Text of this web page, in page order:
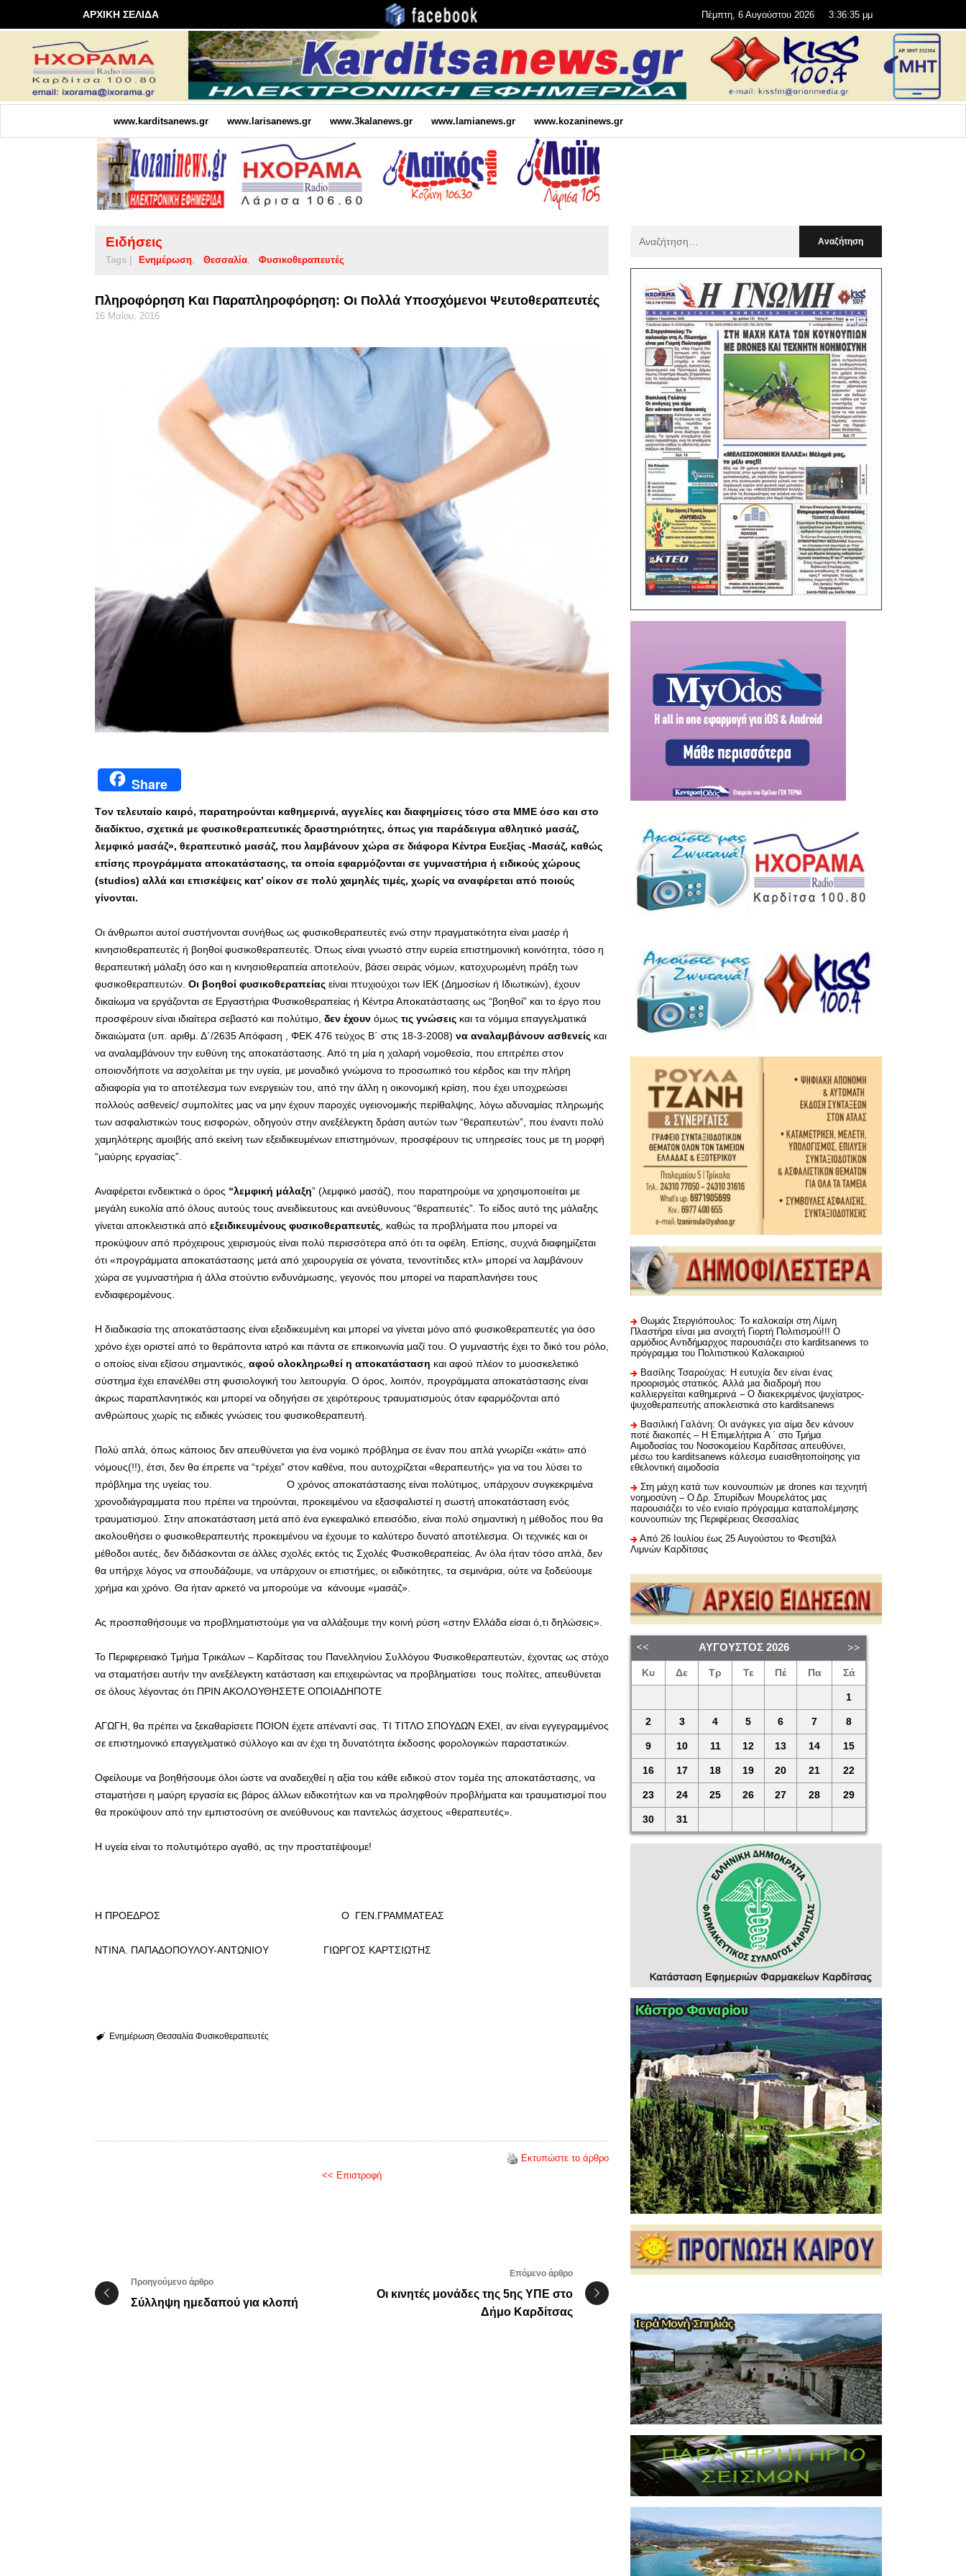
ΑΡΧΙΚΗ ΣΕΛΙΔΑ Πέμπτη, 6 Αυγούστου 2026 3:36:36 μμ
www.karditsanews.gr www.larisanews.gr www.3kalanews.gr www.lamianews.gr www.kozaninews.gr
Ειδήσεις
Tags | Ενημέρωση Θεσσαλία Φυσικοθεραπευτές
Πληροφόρηση Και Παραπληροφόρηση: Οι Πολλά Υποσχόμενοι Ψευτοθεραπευτές
16 Μαΐου, 2016
Share
Tον τελευταίο καιρό, παρατηρούνται καθημερινά, αγγελίες και διαφημίσεις τόσο στα ΜΜΕ όσο και στο
διαδίκτυο, σχετικά με φυσικοθεραπευτικές δραστηριότητες, όπως για παράδειγμα αθλητικό μασάζ,
λεμφικό μασάζ», θεραπευτικό μασάζ, που λαμβάνουν χώρα σε διάφορα Κέντρα Ευεξίας -Μασάζ, καθώς
επίσης προγράμματα αποκατάστασης, τα οποία εφαρμόζονται σε γυμναστήρια ή ειδικούς χώρους
(studios) αλλά και επισκέψεις κατ’ οίκον σε πολύ χαμηλές τιμές, χωρίς να αναφέρεται από ποιούς
γίνονται.
Οι άνθρωποι αυτοί συστήνονται συνήθως ως φυσικοθεραπευτές ενώ στην πραγματικότητα είναι μασέρ ή
κινησιοθεραπευτές ή βοηθοί φυσικοθεραπευτές. Όπως είναι γνωστό στην ευρεία επιστημονική κοινότητα, τόσο η
θεραπευτική μάλαξη όσο και η κινησιοθεραπεία αποτελούν, βάσει σειράς νόμων, κατοχυρωμένη πράξη των
φυσικοθεραπευτών. Οι βοηθοί φυσικοθεραπείας είναι πτυχιούχοι των ΙΕΚ (Δημοσίων ή Ιδιωτικών), έχουν
δικαίωμα να εργάζονται σε Εργαστήρια Φυσικοθεραπείας ή Κέντρα Αποκατάστασης ως “βοηθοί” και το έργο που
προσφέρουν είναι ιδιαίτερα σεβαστό και πολύτιμο, δεν έχουν όμως τις γνώσεις και τα νόμιμα επαγγελματικά
δικαιώματα (υπ. αριθμ. Δ΄/2635 Απόφαση , ΦΕΚ 476 τεύχος Β΄ στις 18-3-2008) να αναλαμβάνουν ασθενείς και
να αναλαμβάνουν την ευθύνη της αποκατάστασης. Από τη μία η χαλαρή νομοθεσία, που επιτρέπει στον
οποιονδήποτε να ασχολείται με την υγεία, με μοναδικό γνώμονα το προσωπικό του κέρδος και την πλήρη
αδιαφορία για το αποτέλεσμα των ενεργειών του, από την άλλη η οικονομική κρίση, που έχει υποχρεώσει
πολλούς ασθενείς/ συμπολίτες μας να μην έχουν παροχές υγειονομικής περίθαλψης, λόγω αδυναμίας πληρωμής
των ασφαλιστικών τους εισφορών, οδηγούν στην ανεξέλεγκτη δράση αυτών των “θεραπευτών”, που έναντι πολύ
χαμηλότερης αμοιβής από εκείνη των εξειδικευμένων επιστημόνων, προσφέρουν τις υπηρεσίες τους με τη μορφή
“μαύρης εργασίας”.
Αναφέρεται ενδεικτικά ο όρος “λεμφική μάλαξη” (λεμφικό μασάζ), που παρατηρούμε να χρησιμοποιείται με
μεγάλη ευκολία από όλους αυτούς τους ανειδίκευτους και ανεύθυνους “θεραπευτές”. Το είδος αυτό της μάλαξης
γίνεται αποκλειστικά από εξειδικευμένους φυσικοθεραπευτές , καθώς τα προβλήματα που μπορεί να
προκύψουν από πρόχειρους χειρισμούς είναι πολύ περισσότερα από ότι τα οφέλη. Επίσης, συχνά διαφημίζεται
ότι «προγράμματα αποκατάστασης μετά από χειρουργεία σε γόνατα, τενοντίτιδες κτλ» μπορεί να λαμβάνουν
χώρα σε γυμναστήρια ή άλλα στούντιο ενδυνάμωσης, γεγονός που μπορεί να παραπλανήσει τους
ενδιαφερομένους.
Η διαδικασία της αποκατάστασης είναι εξειδικευμένη και μπορεί να γίνεται μόνο από φυσικοθεραπευτές για όσο
χρόνο έχει οριστεί από το θεράποντα ιατρό και πάντα σε επικοινωνία μαζί του. Ο γυμναστής έχει το δικό του ρόλο,
ο οποίος είναι εξίσου σημαντικός, αφού ολοκληρωθεί η αποκατάσταση και αφού πλέον το μυοσκελετικό
σύστημα έχει επανέλθει στη φυσιολογική του λειτουργία. Ο όρος, λοιπόν, προγράμματα αποκατάστασης είναι
άκρως παραπλανητικός και μπορεί να οδηγήσει σε χειρότερους τραυματισμούς όταν εφαρμόζονται από
ανθρώπους χωρίς τις ειδικές γνώσεις του φυσικοθεραπευτή.
Πολύ απλά, όπως κάποιος δεν απευθύνεται για ένα νομικό πρόβλημα σε έναν που απλά γνωρίζει «κάτι» από
νόμους(!!), έτσι, δεν θα έπρεπε να “τρέχει” στον καθένα, που αυτοχρίζεται «θεραπευτής» για να του λύσει το
πρόβλημα της υγείας του. Ο χρόνος αποκατάστασης είναι πολύτιμος, υπάρχουν συγκεκριμένα
χρονοδιάγραμματα που πρέπει να τηρούνται, προκειμένου να εξασφαλιστεί η σωστή αποκατάσταση ενός
τραυματισμού. Στην αποκατάσταση μετά από ένα εγκεφαλικό επεισόδιο, είναι πολύ σημαντική η μέθοδος που θα
ακολουθήσει ο φυσικοθεραπευτής προκειμένου να έχουμε το καλύτερο δυνατό αποτέλεσμα. Οι τεχνικές και οι
μέθοδοι αυτές, δεν διδάσκονται σε άλλες σχολές εκτός τις Σχολές Φυσικοθεραπείας. Αν όλα ήταν τόσο απλά, δεν
θα υπήρχε λόγος να σπουδάζουμε, να υπάρχουν οι επιστήμες, οι ειδικότητες, τα σεμινάρια, ούτε να ξοδεύουμε
χρήμα και χρόνο. Θα ήταν αρκετό να μπορούμε να κάνουμε «μασάζ».
Ας προσπαθήσουμε να προβληματιστούμε για να αλλάξουμε την κοινή ρύση «στην Ελλάδα είσαι ό,τι δηλώσεις».
Το Περιφερειακό Τμήμα Τρικάλων – Καρδίτσας του Πανελληνίου Συλλόγου Φυσικοθεραπευτών, έχοντας ως στόχο
να σταματήσει αυτήν την ανεξέλεγκτη κατάσταση και επιχειρώντας να προβληματίσει τους πολίτες, απευθύνεται
σε όλους λέγοντας ότι ΠΡΙΝ ΑΚΟΛΟΥΘΗΣΕΤΕ ΟΠΟΙΑΔΗΠΟΤΕ
ΑΓΩΓΗ, θα πρέπει να ξεκαθαρίσετε ΠΟΙΟΝ έχετε απέναντί σας. ΤΙ ΤΙΤΛΟ ΣΠΟΥΔΩΝ ΕΧΕΙ, αν είναι εγγεγραμμένος
σε επιστημονικό επαγγελματικό σύλλογο και αν έχει τη δυνατότητα έκδοσης φορολογικών παραστατικών.
Οφείλουμε να βοηθήσουμε όλοι ώστε να αναδειχθεί η αξία του κάθε ειδικού στον τομέα της αποκατάστασης, να
σταματήσει η μαύρη εργασία εις βάρος άλλων ειδικοτήτων και να προληφθούν προβλήματα και τραυματισμοί που
θα προκύψουν από την εμπιστοσύνη σε ανεύθυνους και παντελώς άσχετους «θεραπευτές».
Η υγεία είναι το πολυτιμότερο αγαθό, ας την προστατέψουμε!
Η ΠΡΟΕΔΡΟΣ Ο ΓΕΝ.ΓΡΑΜΜΑΤΕΑΣ
ΝΤΙΝΑ. ΠΑΠΑΔΟΠΟΥΛΟΥ-ΑΝΤΩΝΙΟΥ ΓΙΩΡΓΟΣ ΚΑΡΤΣΙΩΤΗΣ
Ενημέρωση Θεσσαλία Φυσικοθεραπευτές
Εκτυπώστε το άρθρο
<< Επιστροφή
Προηγούμενο άρθρο
Σύλληψη ημεδαπού για κλοπή
Επόμενο άρθρο
Οι κινητές μονάδες της 5ης ΥΠΕ στο
Δήμο Καρδίτσας
:
Θωμάς Στεργιόπουλος: Το καλοκαίρι στη Λίμνη
Πλαστήρα είναι μια ανοιχτή Γιορτή Πολιτισμού!!! Ο
αρμόδιος Αντιδήμαρχος παρουσιάζει στο karditsanews το
πρόγραμμα του Πολιτιστικού Καλοκαιριού
Βασίλης Τσαρούχας: Η ευτυχία δεν είναι ένας
προορισμός στατικός. Αλλά μια διαδρομή που
καλλιεργείται καθημερινά – Ο διακεκριμένος ψυχίατρος-
ψυχοθεραπευτής αποκλειστικά στο karditsanews
Βασιλική Γαλάνη: Οι ανάγκες για αίμα δεν κάνουν
ποτέ διακοπές – Η Επιμελήτρια Α ΄ στο Τμήμα
Αιμοδοσίας του Νοσοκομείου Καρδίτσας απευθύνει,
μέσω του karditsanews κάλεσμα ευαισθητοποίησης για
εθελοντική αιμοδοσία
Στη μάχη κατά των κουνουπιών με drones και τεχνητή
νοημοσύνη – Ο Δρ. Σπυρίδων Μουρελάτος μας
παρουσιάζει το νέο ενιαίο πρόγραμμα καταπολέμησης
κουνουπιών της Περιφέρειας Θεσσαλίας
Από 26 Ιουλίου έως 25 Αυγούστου το Φεστιβάλ
Λιμνών Καρδίτσας
ΑΎΓΟΥΣΤΟΣ 2026
Κυ Δε Τρ Τε Πέ Πα Σά
1
2 3 4 5 6 7 8
9 10 11 12 13 14 15
16 17 18 19 20 21 22
23 24 25 26 27 28 29
30 31